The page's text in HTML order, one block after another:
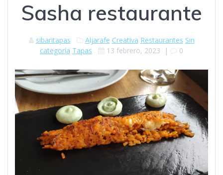
Sasha restaurante
sibaritapas Aljarafe Creativa Restaurantes Sin
categoría Tapas 13 febrero, 2023 | 0